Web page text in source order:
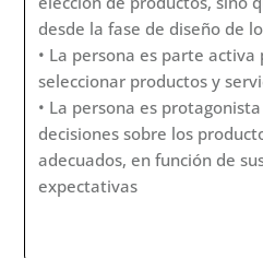
desde la fase de diseño de
• La persona es parte
seleccionar productos y
• La persona es
decisiones sobre los
adecuados, en función de
expectativas